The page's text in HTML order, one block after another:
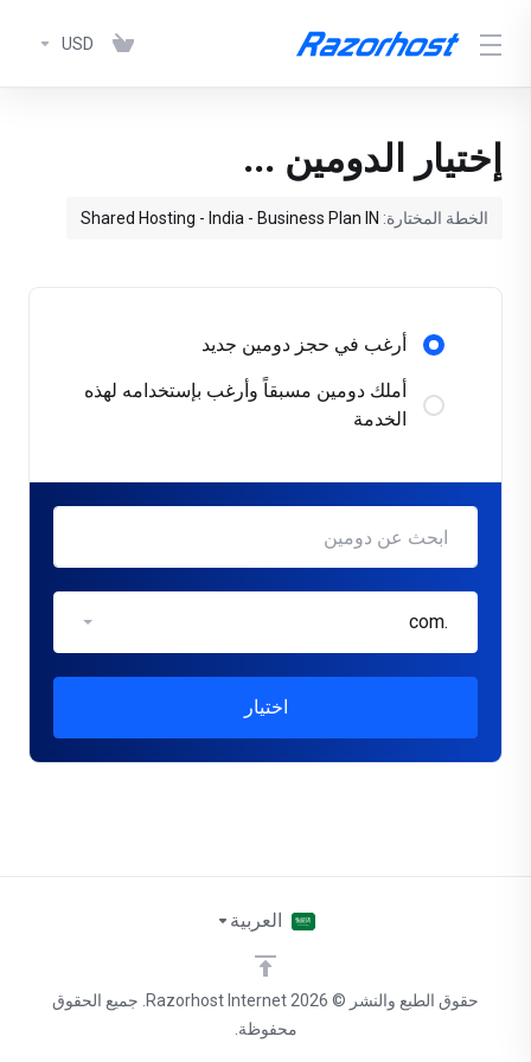
USD
إختيار الدومين ...
الخطة المختارة: Shared Hosting - India - Business Plan IN
أرغب في حجز دومين جديد
أملك دومين مسبقاً وأرغب بإستخدامه لهذه
الخدمة
.com
اختيار
حقوق الطبع والنشر © 2026 Razorhost Internet. جميع الحقوق
محفوظة.
العربية